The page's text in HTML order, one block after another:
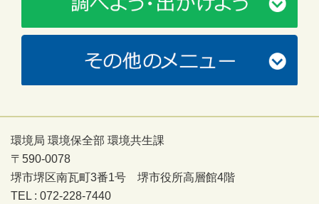
環境局 環境保全部 環境共生課
〒590-0078
堺市堺区南瓦町3番1号 堺市役所高層館4階
TEL : 072-228-7440